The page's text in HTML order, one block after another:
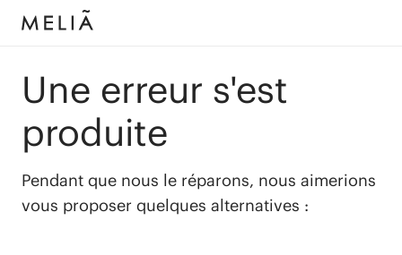
Une erreur s'est
produite
Pendant que nous le réparons, nous aimerions
vous proposer quelques alternatives :